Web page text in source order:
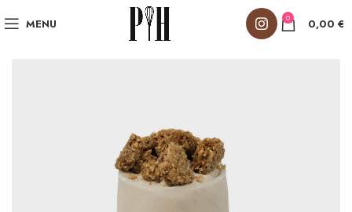
MENU 0 0,00 €